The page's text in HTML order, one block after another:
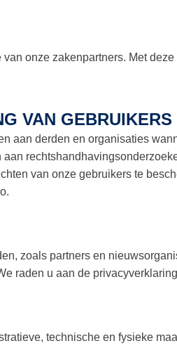
onze zakenpartners. Met
VAN GEBRUIKERS
aan derden en organisaties
van onze gebruikers te
zoals partners en
raden u aan de
technische en fysieke